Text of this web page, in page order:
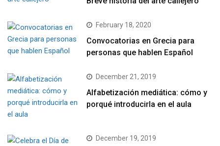
February 18, 2020
Convocatorias en Grecia para
personas que hablen Español
December 21, 2019
Alfabetización mediática: cómo y
porqué introducirla en el aula
December 19, 2019